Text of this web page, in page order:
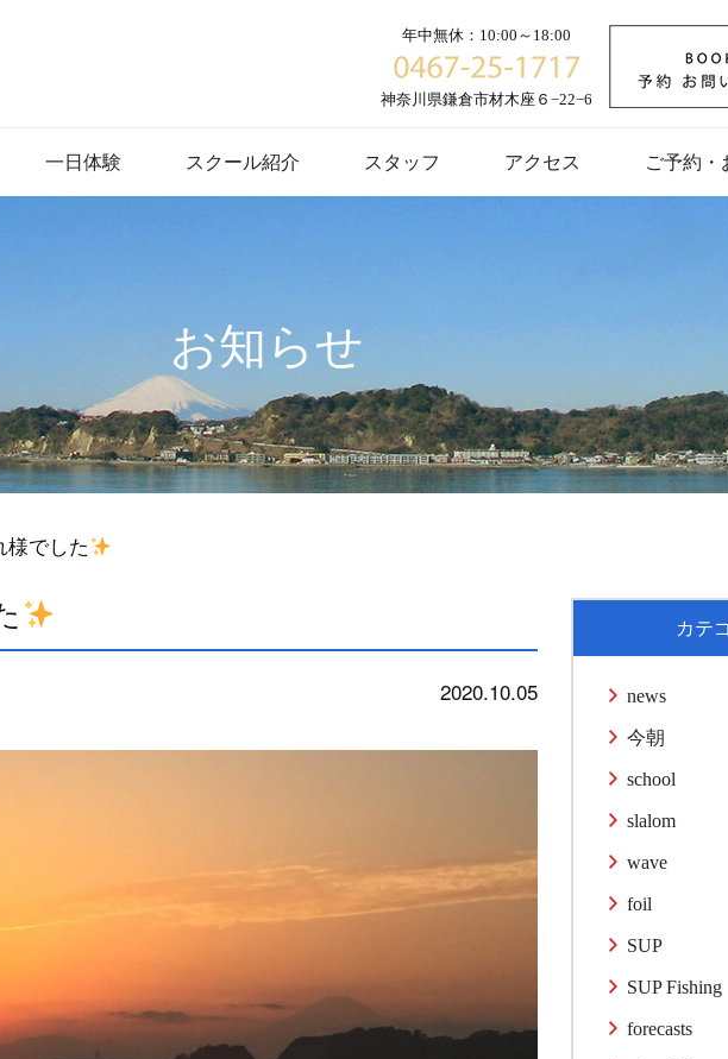
年中無休：10:00～18:00
神奈川県鎌倉市材木座６−22−6
一日体験 スクール紹介 スタッフ アクセス ご予約・
お知らせ
でした
2020.10.05
カテ
news
今朝
school
slalom
wave
foil
SUP
SUP Fishing
forecasts